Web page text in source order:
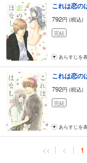
これは恋の
792円 (税込)
完結
あらすじを
これは恋の
792円 (税込)
完結
あらすじを
これは恋
<< < 1